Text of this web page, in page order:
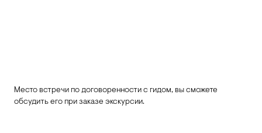
Место встречи по договоренности с гидом, вы сможете
обсудить его при заказе экскурсии.